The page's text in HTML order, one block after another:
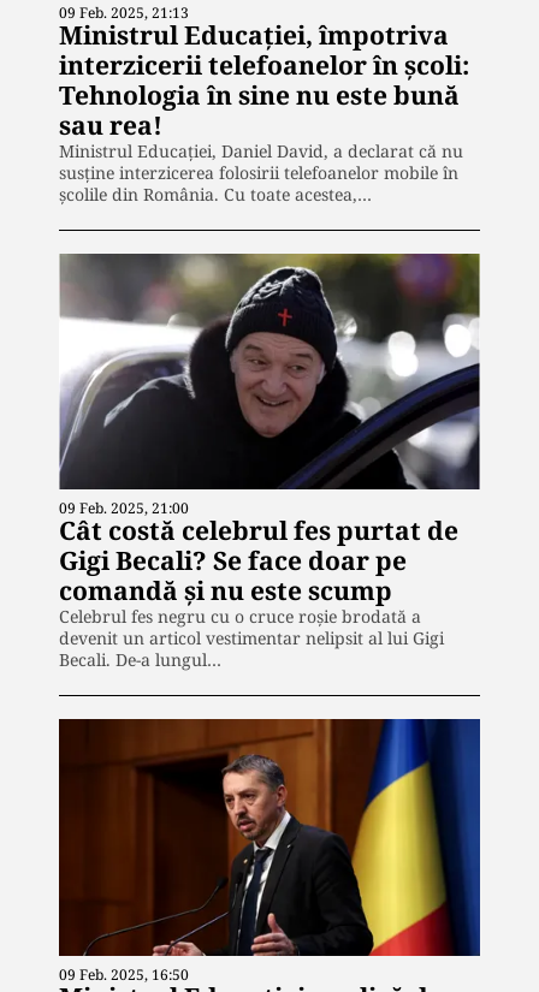
09 Feb. 2025, 21:13
Ministrul Educației, împotriva
interzicerii telefoanelor în școli:
Tehnologia în sine nu este bună
sau rea!
Ministrul Educației, Daniel David, a declarat că nu
susține interzicerea folosirii telefoanelor mobile în
școlile din România. Cu toate acestea,…
09 Feb. 2025, 21:00
Cât costă celebrul fes purtat de
Gigi Becali? Se face doar pe
comandă și nu este scump
Celebrul fes negru cu o cruce roșie brodată a
devenit un articol vestimentar nelipsit al lui Gigi
Becali. De-a lungul…
09 Feb. 2025, 16:50